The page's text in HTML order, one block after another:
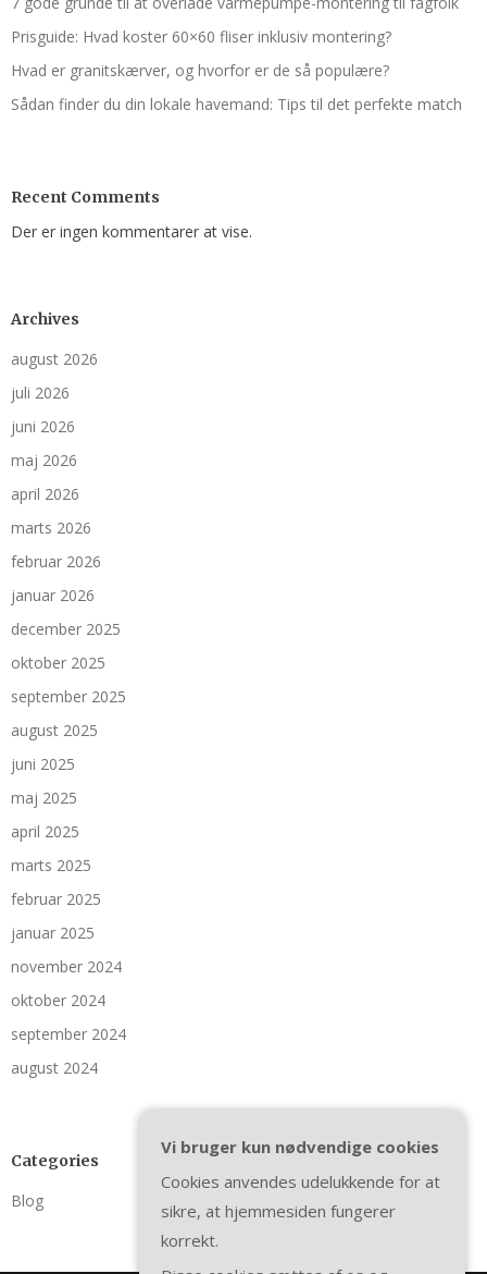
Prisguide: Hvad koster 60×60 fliser inklusiv montering?
Hvad er granitskærver, og hvorfor er de så populære?
Sådan finder du din lokale havemand: Tips til det perfekte match
Recent Comments
Der er ingen kommentarer at vise.
Archives
august 2026
juli 2026
juni 2026
maj 2026
april 2026
marts 2026
februar 2026
januar 2026
december 2025
oktober 2025
september 2025
august 2025
juni 2025
maj 2025
april 2025
marts 2025
februar 2025
januar 2025
november 2024
oktober 2024
september 2024
august 2024
Categories
Blog
Vi bruger kun nødvendige cookies
Cookies anvendes udelukkende for at
sikre, at hjemmesiden fungerer
korrekt.